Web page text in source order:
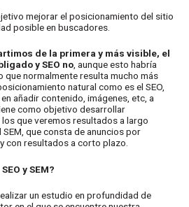
mejorar el posicionamiento del sitio
posible en buscadores.
de la primera y más visible, el
y SEO no, aunque esto habría
que normalmente resulta mucho más
natural como es el SEO,
añadir contenido, imágenes, etc, a
como objetivo desarrollar
que veremos resultados a largo
que consta de anuncios por
con resultados a corto plazo.
y SEM?
un estudio en profundidad de